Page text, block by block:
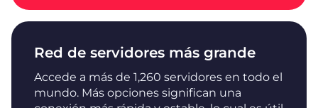
Red de servidores más grande
Accede a más de 1,260 servidores en todo el
mundo. Más opciones significan una